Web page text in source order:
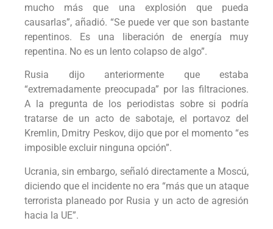
mucho más que una explosión que pueda
causarlas”, añadió. “Se puede ver que son bastante
repentinos. Es una liberación de energía muy
repentina. No es un lento colapso de algo”.
Rusia dijo anteriormente que estaba
“extremadamente preocupada” por las filtraciones.
A la pregunta de los periodistas sobre si podría
tratarse de un acto de sabotaje, el portavoz del
Kremlin, Dmitry Peskov, dijo que por el momento “es
imposible excluir ninguna opción”.
Ucrania, sin embargo, señaló directamente a Moscú,
diciendo que el incidente no era “más que un ataque
terrorista planeado por Rusia y un acto de agresión
hacia la UE”.